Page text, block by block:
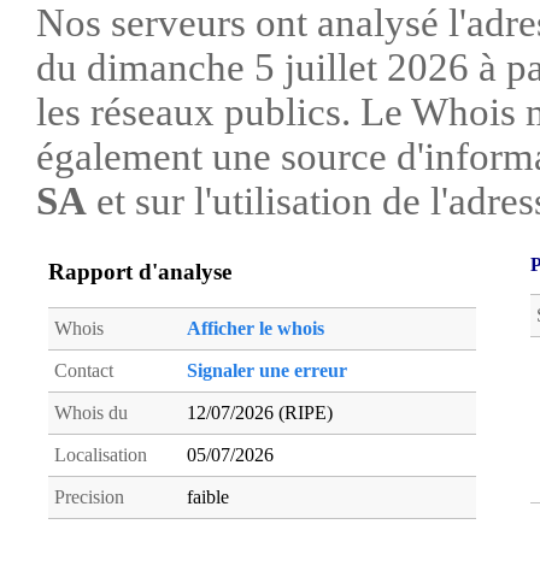
Nos serveurs ont analysé
du dimanche 5 juillet 2026 à
les réseaux publics. Le Whois
également une source
SA et sur l'utilisation de
Rapport d'analyse
Whois Afficher le whois
Contact Signaler une erreur
Whois du 12/07/2026 (RIPE)
Localisation 05/07/2026
Precision faible